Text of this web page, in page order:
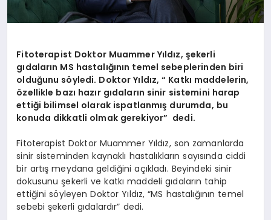
Fitoterapist Doktor Muammer Yıldız, şekerli
gıdaların MS hastalığının temel sebeplerinden biri
olduğunu söyledi. Doktor Yıldız, “ Katkı maddelerin,
özellikle bazı hazır gıdaların sinir sistemini harap
ettiği bilimsel olarak ispatlanmış durumda, bu
konuda dikkatli olmak gerekiyor” dedi.
Fitoterapist Doktor Muammer Yıldız, son zamanlarda
sinir sisteminden kaynaklı hastalıkların sayısında ciddi
bir artış meydana geldiğini açıkladı. Beyindeki sinir
dokusunu şekerli ve katkı maddeli gıdaların tahip
ettiğini söyleyen Doktor Yıldız, “MS hastalığının temel
sebebi şekerli gıdalardır” dedi.